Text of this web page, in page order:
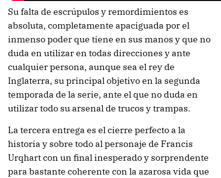
Su falta de escrúpulos y remordimientos es
absoluta, completamente apaciguada por el
inmenso poder que tiene en sus manos y que no
duda en utilizar en todas direcciones y ante
cualquier persona, aunque sea el rey de
Inglaterra, su principal objetivo en la segunda
temporada de la serie, ante el que no duda en
utilizar todo su arsenal de trucos y trampas.
La tercera entrega es el cierre perfecto a la
historia y sobre todo al personaje de Francis
Urqhart con un final inesperado y sorprendente
para bastante coherente con la azarosa vida que